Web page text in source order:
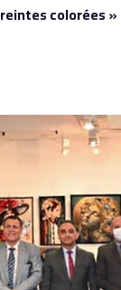
colorées